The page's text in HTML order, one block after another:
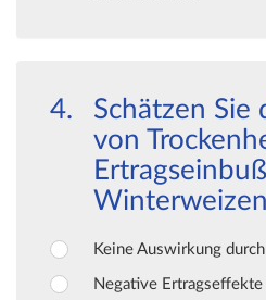
Schätzen Sie
von
Keine Auswirkung
Negative